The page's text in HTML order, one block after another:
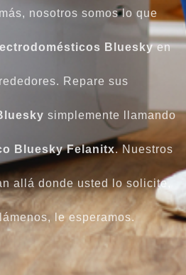
nosotros somos lo que
Blueskyen
Repare sus
simplemente llamando
Bluesky Felanitx. Nuestros
allá donde usted lo solicite,
le esperamos.